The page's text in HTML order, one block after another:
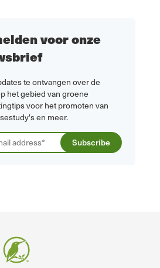
voor onze
te ontvangen over de
het gebied van groene
voor het promoten van
en meer.